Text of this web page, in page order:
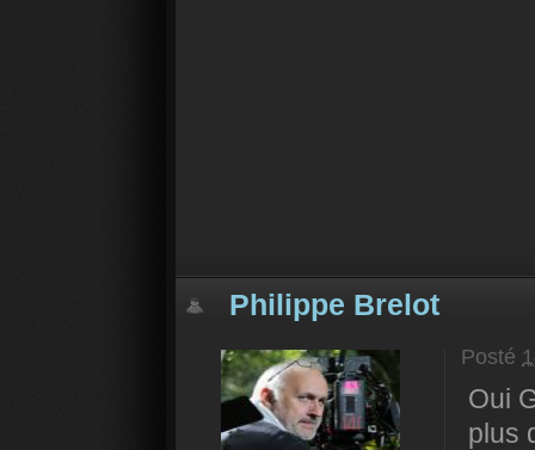
Philippe Brelot
Posté
Oui
plus